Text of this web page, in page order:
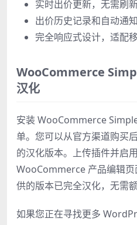
实时出价更新，无需刷
出价历史记录和自动通知
完全响应式设计，适配
WooCommerce
汉化
安装 WooCommerce
单。您可以从官方渠道购买
的汉化版本。上传插件并启
WooCommerce 产品编辑
供的版本已完全汉化，无需额
如果您正在寻找更多